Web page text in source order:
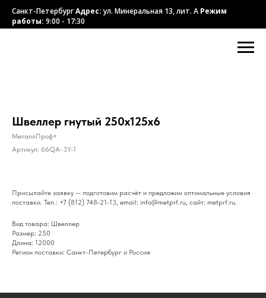
Санкт-ПетербургАдрес:ул. Минеральная 13, лит. А Режим
работы: 9:00 - 17:30
Швеллер гнутый 250x125x6
МеталлПроф+
Артикул: 66QA-3Y-1
Присылайте заявку — подготовим расчёт и предложим оптимальные условия
поставки. Тел.: +7 (812) 748-21-13, email: info@metprf.ru, сайт: metprf.ru.
Вид товара: Швеллер
Размер: 250
Длина: 12000
Регион поставки: Санкт-Петербург и Россия